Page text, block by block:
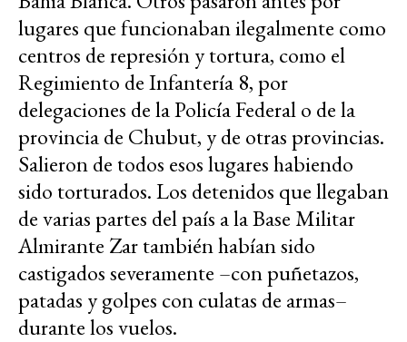
lugares que funcionaban ilegalmente como
centros de represión y tortura, como el
Regimiento de Infantería 8, por
delegaciones de la Policía Federal o de la
provincia de Chubut, y de otras provincias.
Salieron de todos esos lugares habiendo
sido torturados. Los detenidos que llegaban
de varias partes del país a la Base Militar
Almirante Zar también habían sido
castigados severamente –con puñetazos,
patadas y golpes con culatas de armas–
durante los vuelos.